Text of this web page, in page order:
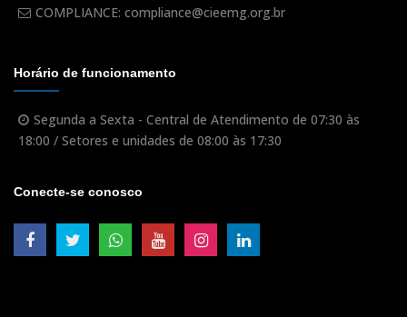
COMPLIANCE: compliance@cieemg.org.br
Horário de funcionamento
Segunda a Sexta - Central de Atendimento de 07:30 às
18:00 / Setores e unidades de 08:00 às 17:30
Conecte-se conosco